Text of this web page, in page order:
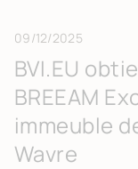
09/12/2025
BVI.EU
BREEAM
immeuble
Wavre